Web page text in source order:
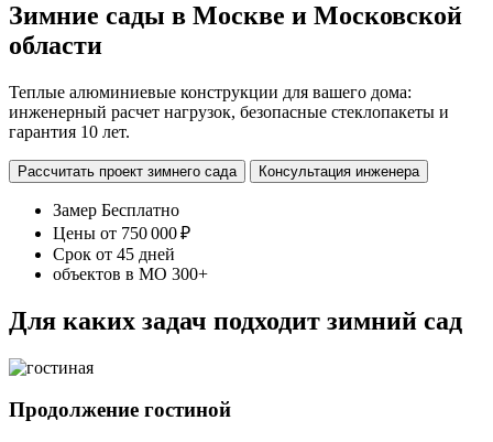
Зимние сады в Москве и Московской
области
Теплые алюминиевые конструкции для вашего дома:
инженерный расчет нагрузок, безопасные стеклопакеты и
гарантия 10 лет.
Рассчитать проект зимнего сада Консультация инженера
Замер Бесплатно
Цены от 750 000 ₽
Срок от 45 дней
объектов в МО 300+
Для каких задач подходит зимний сад
Продолжение гостиной